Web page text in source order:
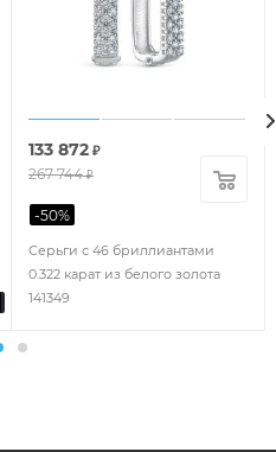
Серьги с 46 бриллиантами
0.322 карат из белого золота
141349
133 872 ₽
267 744₽
-50%